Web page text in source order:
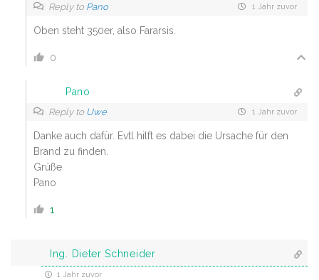
Reply to Pano 1 Jahr zuvor
Oben steht 350er, also Fararsis.
0
Pano
Reply to Uwe 1 Jahr zuvor
Danke auch dafür. Evtl hilft es dabei die Ursache für den
Brand zu finden.
Grüße
Pano
1
Ing. Dieter Schneider
1 Jahr zuvor